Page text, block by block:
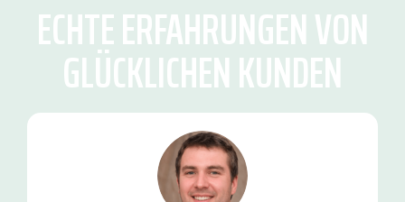
ECHTE ERFAHRUNGEN VON
GLÜCKLICHEN KUNDEN